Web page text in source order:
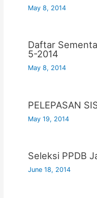
May 8, 2014
Daftar
5-2014
May 8, 2014
PELEPASAN
May 19, 2014
Seleksi PPDB
June 18, 2014